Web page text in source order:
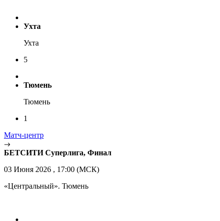
Ухта
Ухта
5
Тюмень
Тюмень
1
Матч-центр
БЕТСИТИ Суперлига, Финал
03 Июня 2026 , 17:00 (МСК)
«Центральный». Тюмень